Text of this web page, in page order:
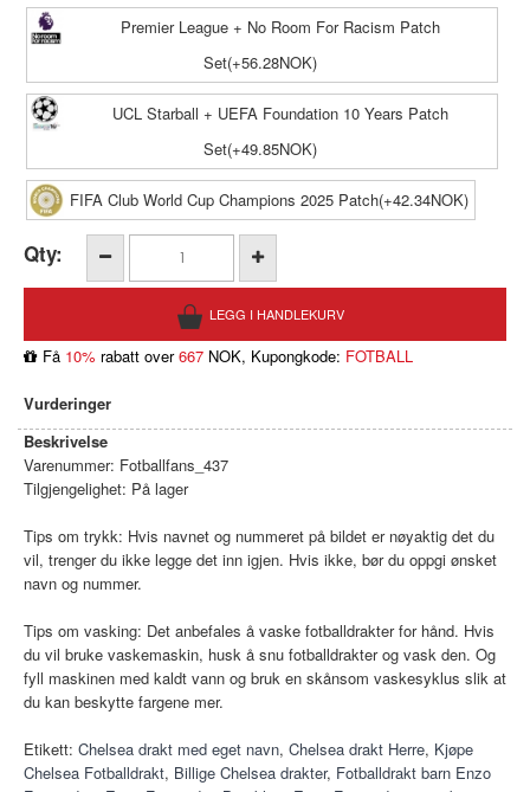
Premier League + No Room For Racism Patch
Set(+56.28NOK)
UCL Starball + UEFA Foundation 10 Years Patch
Set(+49.85NOK)
FIFA Club World Cup Champions 2025 Patch(+42.34NOK)
Qty:
Få 10% rabatt over667 NOK, Kupongkode: FOTBALL
Vurderinger
Beskrivelse
Varenummer: Fotballfans_437
Tilgjengelighet: På lager
Tips om trykk: Hvis navnet og nummeret på bildet er nøyaktig det du
vil, trenger du ikke legge det inn igjen. Hvis ikke, bør du oppgi ønsket
navn og nummer.
Tips om vasking: Det anbefales å vaske fotballdrakter for hånd. Hvis
du vil bruke vaskemaskin, husk å snu fotballdrakter og vask den. Og
fyll maskinen med kaldt vann og bruk en skånsom vaskesyklus slik at
du kan beskytte fargene mer.
Etikett: Chelsea drakt med eget navn, Chelsea drakt Herre, Kjøpe
Chelsea Fotballdrakt, Billige Chelsea drakter, Fotballdrakt barn Enzo